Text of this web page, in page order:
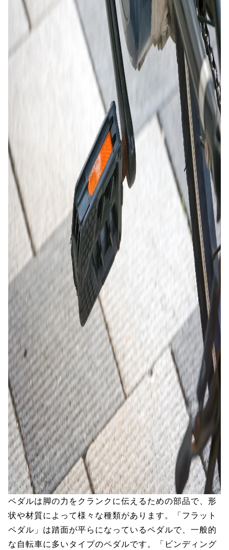
ペダルは脚の力をクランクに伝えるための部品で、形
状や材質によって様々な種類があります。「フラット
ペダル」は踏面が平らになっているペダルで、一般的
な自転車に多いタイプのペダルです。「ビンディング